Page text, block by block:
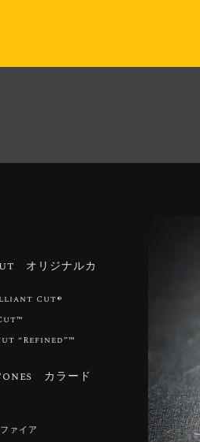
オリジナルカ
Cut®︎
“Refined”™︎
カラード
ァイア